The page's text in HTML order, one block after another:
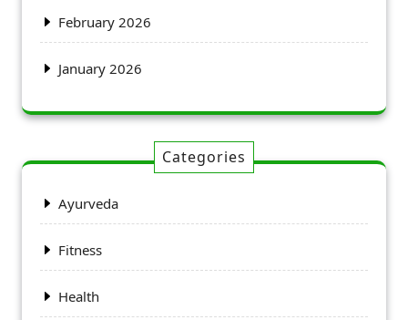
February 2026
January 2026
Categories
Ayurveda
Fitness
Health